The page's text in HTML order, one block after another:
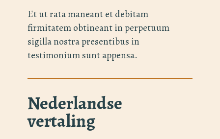
Et ut rata maneant et debitam
firmitatem obtineant in perpetuum
sigilla nostra presentibus in
testimonium sunt appensa.
Nederlandse
vertaling